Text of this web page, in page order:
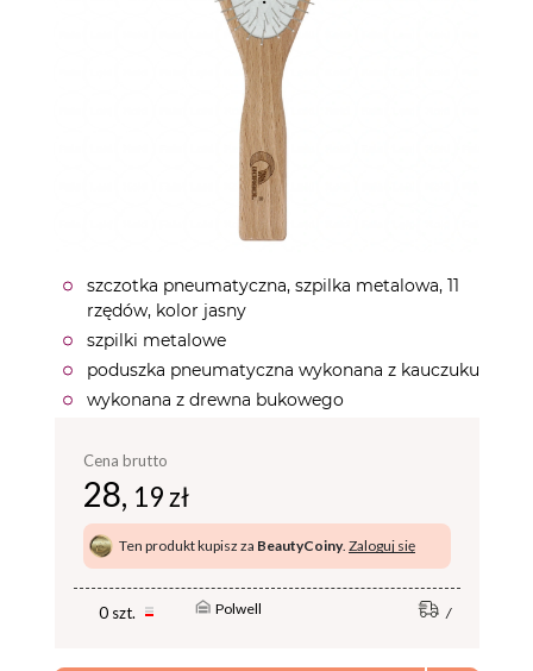
szczotka pneumatyczna, szpilka metalowa, 11
rzędów, kolor jasny
szpilki metalowe
poduszka pneumatyczna wykonana z kauczuku
wykonana z drewna bukowego
Cena brutto
28, 19 zł
Ten produkt kupisz za BeautyCoiny. Zaloguj się
0 szt. Polwell